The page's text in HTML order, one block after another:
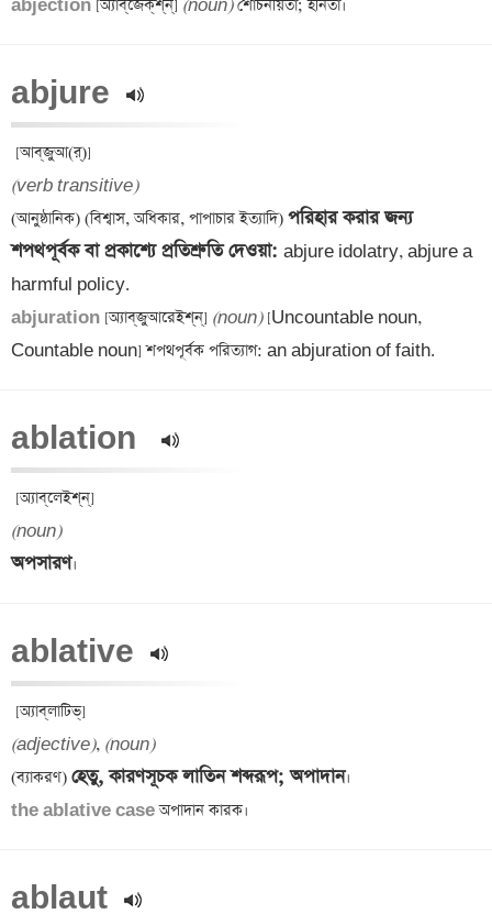
abjection [অ্যাব্‌জেক্‌‌শ্‌‌ন্] (noun)
abjure
(verb transitive)
(আনুষ্ঠানিক) (বিশ্বাস, অধিকার, পাপাচার ইত্যাদি) পরিহার করার জন্য
শপথপূর্বক বা প্রকাশ্যে প্রতিশ্রুতি দেওয়া: abjure idolatry, abjure a
abjuration
[অ্যাব্‌‌জুআরেইশ্‌‌ন্] (noun) [Uncountable noun,
Countable noun] শপথপূর্বক পরিত্যাগ: an abjuration of faith.
ablation
(noun)
অপসারণ
ablative
(adjective), (noun)
(ব্যাকরণ) হেতু, কারণসূচক লাতিন শব্দরূপ; অপাদান
the ablative case
ablaut